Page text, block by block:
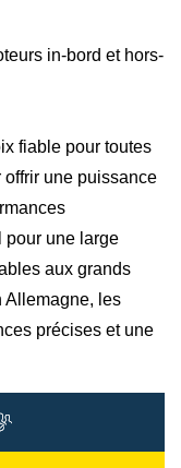
in-bord et hors-
fiable pour toutes
offrir une puissance
pour une large
aux grands
Allemagne, les
précises et une